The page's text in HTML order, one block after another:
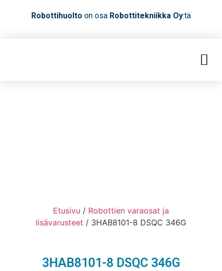
Robottihuolto on osa Robottitekniikka Oy:tä
Etusivu / Robottien varaosat ja
lisävarusteet / 3HAB8101-8 DSQC 346G
3HAB8101-8 DSQC 346G